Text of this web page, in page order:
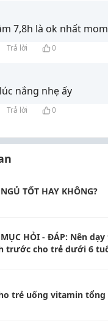
7,8h là ok nhất
Trả lời 0
nắng nhẹ ấy
Trả lời 0
TỐT HAY KHÔNG?
MỤC HỎI - ĐÁP: Nên
trước cho trẻ dưới 6
trẻ uống vitamin